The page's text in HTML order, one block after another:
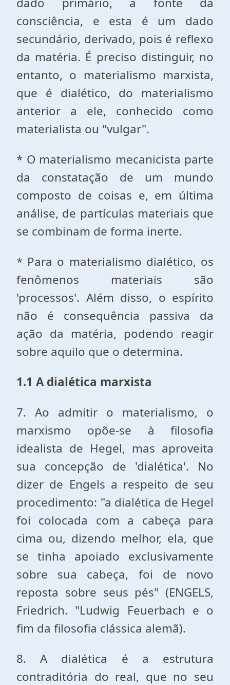
consciência, e esta é um dado
secundário, derivado, pois é reflexo
da matéria. É preciso distinguir, no
entanto, o materialismo marxista,
que é dialético, do materialismo
anterior a ele, conhecido como
materialista ou "vulgar".
* O materialismo mecanicista parte
da constatação de um mundo
composto de coisas e, em última
análise, de partículas materiais que
se combinam de forma inerte.
* Para o materialismo dialético, os
fenômenos materiais são
'processos'. Além disso, o espírito
não é consequência passiva da
ação da matéria, podendo reagir
sobre aquilo que o determina.
1.1 A dialética marxista
7. Ao admitir o materialismo, o
marxismo opõe-se à filosofia
idealista de Hegel, mas aproveita
sua concepção de 'dialética'. No
dizer de Engels a respeito de seu
procedimento: "a dialética de Hegel
foi colocada com a cabeça para
cima ou, dizendo melhor, ela, que
se tinha apoiado exclusivamente
sobre sua cabeça, foi de novo
reposta sobre seus pés" (ENGELS,
Friedrich. "Ludwig Feuerbach e o
fim da filosofia clássica alemã).
8. A dialética é a estrutura
contraditória do real, que no seu